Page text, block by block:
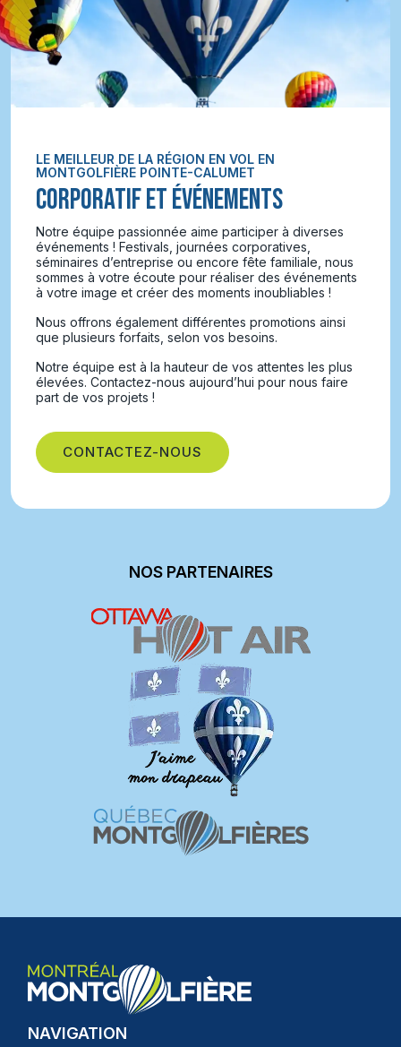
LE MEILLEUR DE LA RÉGION EN VOL EN
MONTGOLFIÈRE POINTE-CALUMET
CORPORATIF ET ÉVÉNEMENTS
Notre équipe passionnée aime participer à diverses
événements ! Festivals, journées corporatives,
séminaires d’entreprise ou encore fête familiale, nous
sommes à votre écoute pour réaliser des événements
à votre image et créer des moments inoubliables !
Nous offrons également différentes promotions ainsi
que plusieurs forfaits, selon vos besoins.
Notre équipe est à la hauteur de vos attentes les plus
élevées. Contactez-nous aujourd’hui pour nous faire
part de vos projets !
CONTACTEZ-NOUS
NOS PARTENAIRES
NAVIGATION